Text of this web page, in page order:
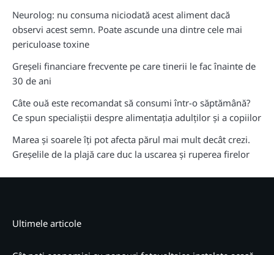
Neurolog: nu consuma niciodată acest aliment dacă
observi acest semn. Poate ascunde una dintre cele mai
periculoase toxine
Greșeli financiare frecvente pe care tinerii le fac înainte de
30 de ani
Câte ouă este recomandat să consumi într-o săptămână?
Ce spun specialiștii despre alimentația adulților și a copiilor
Marea și soarele îți pot afecta părul mai mult decât crezi.
Greșelile de la plajă care duc la uscarea și ruperea firelor
Ultimele articole